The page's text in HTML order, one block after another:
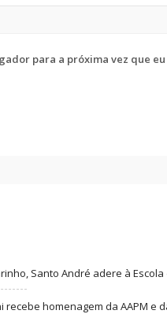
para a próxima vez que
Santo André adere à
recebe homenagem da AAPM e